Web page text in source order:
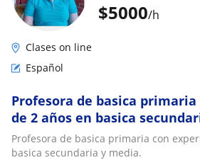
$5000/h
Clases on line
Español
Profesora de basica
de 2 años en basica
Profesora de basica primaria con
basica secundaria y media.